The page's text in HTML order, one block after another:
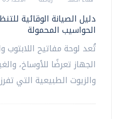
دليل الصيانة الوقائية
الحواسيب المحمولة
تُعد لوحة مفاتيح اللابتوب
الجهاز تعرضًا للأوساخ،
والزيوت الطبيعية التي